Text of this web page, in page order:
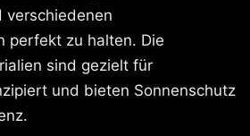
verschiedenen
perfekt zu halten. Die
sind gezielt für
und bieten Sonnenschutz